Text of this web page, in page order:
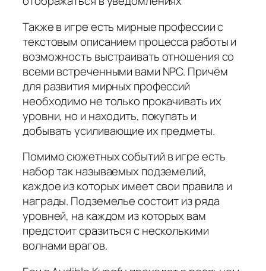
Также в игре есть мирные профессии с
текстовым описанием процесса работы и
возможность выстраивать отношения со
всеми встреченными вами NPC. Причём
для развития мирных профессий
необходимо не только прокачивать их
уровни, но и находить, покупать и
добывать усиливающие их предметы.
Помимо сюжетных событий в игре есть
набор так называемых подземелий,
каждое из которых имеет свои правила и
награды. Подземелье состоит из ряда
уровней, на каждом из которых вам
предстоит сразиться с несколькими
волнами врагов.